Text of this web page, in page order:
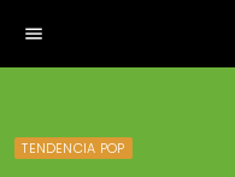
menu
TENDENCIA POP